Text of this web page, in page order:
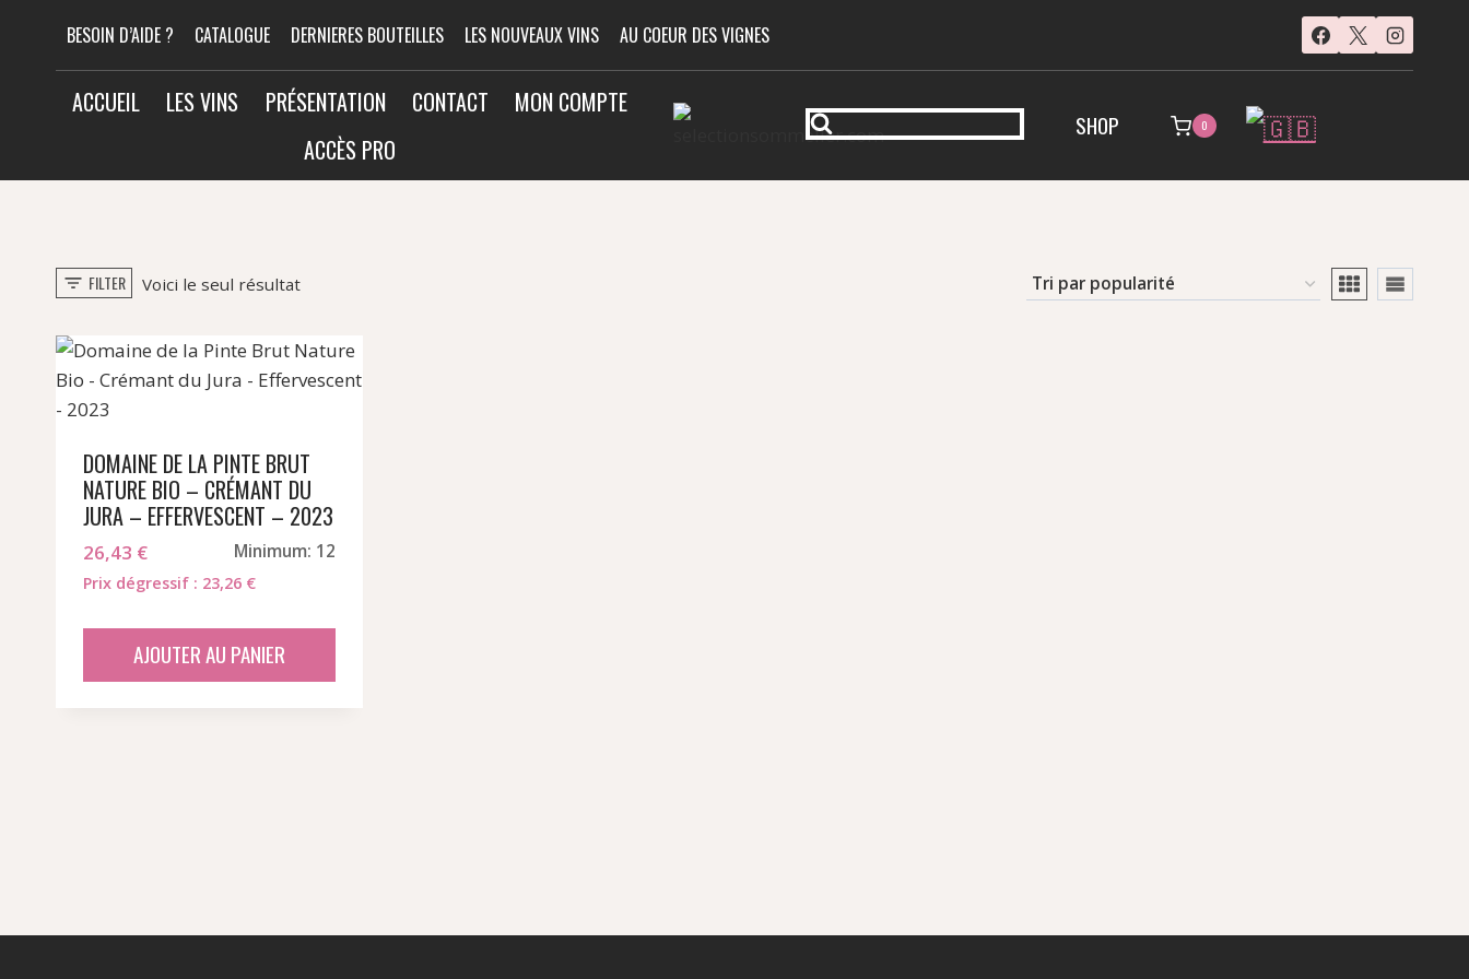
contenu
BESOIN D’AIDE ? CATALOGUE DERNIERES BOUTEILLES LES NOUVEAUX VINS AU COEUR DES VIGNES
ACCUEIL LES VINS PRÉSENTATION CONTACT
MON COMPTE
ACCÈS PRO
SHOP 0
FILTER Voici le seul résultat
DOMAINE DE LA PINTE BRUT
NATURE BIO – CRÉMANT DU
JURA – EFFERVESCENT – 2023
26,43 € Minimum: 12
Prix dégressif : 23,26 €
AJOUTER AU PANIER